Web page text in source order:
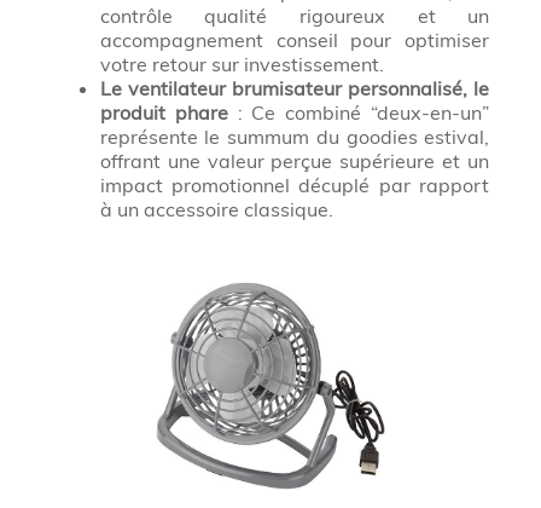
contrôle qualité rigoureux et un
accompagnement conseil pour optimiser
votre retour sur investissement.
Le ventilateur brumisateur personnalisé, le
produit phare: Ce combiné “deux-en-un”
représente le summum du goodies estival,
offrant une valeur perçue supérieure et un
impact promotionnel décuplé par rapport
à un accessoire classique.